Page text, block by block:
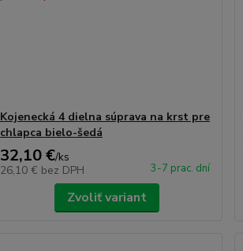
Kojenecká 4 dielna súprava na krst pre
chlapca bielo-šedá
32,10 €/ks
26,10 € bez DPH 3-7 prac. dní
Zvoliť variant